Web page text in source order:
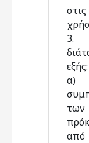
3.
εξής:
α)
από